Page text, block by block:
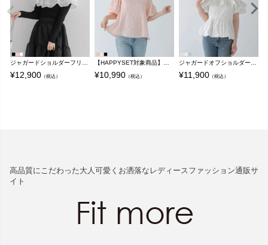
¥12,900 （税込） ¥10,990 （税込） ¥11,900 （税込）
高品質にこだわった大人可愛くお洒落なレディースファッション通販サ
イト